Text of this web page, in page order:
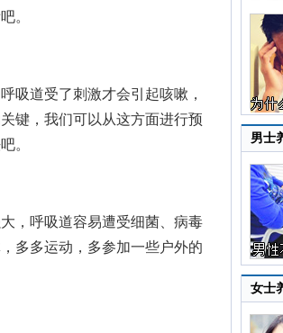
。
道受了刺激才会引起咳嗽，
键，我们可以从这方面进行预
。
，呼吸道容易遭受细菌、病毒
多多运动，多参加一些户外的
男士
女士